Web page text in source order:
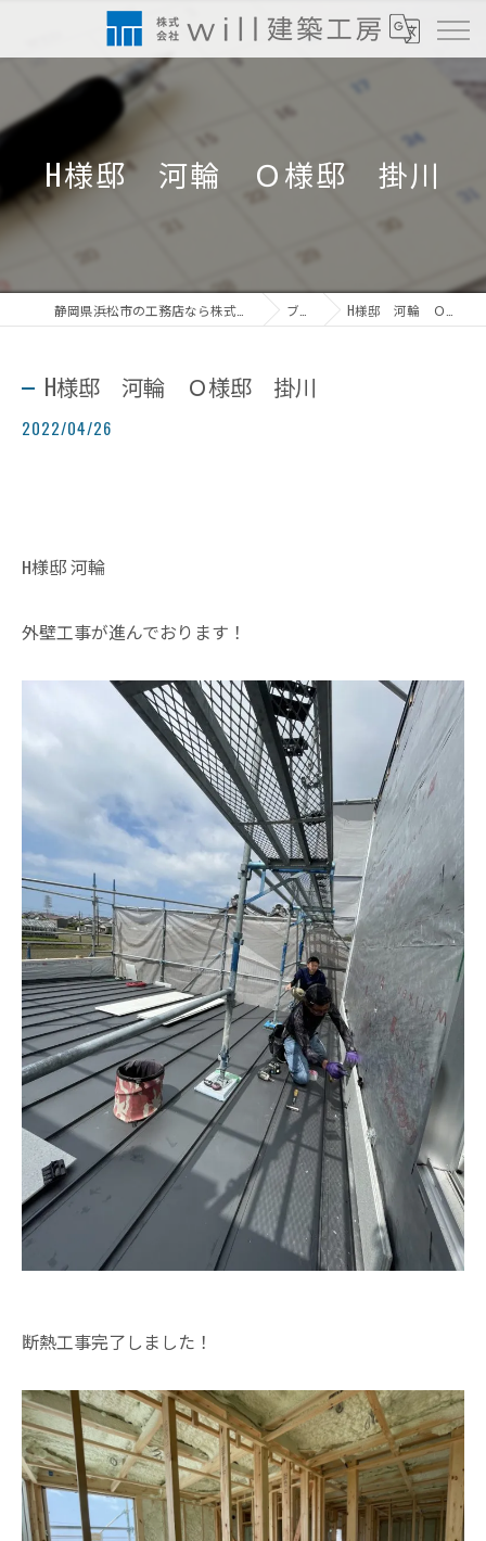
H様邸 河輪 Ｏ様邸 掛川
ブログ H様邸 河輪 Ｏ様邸 掛川
H様邸 河輪 Ｏ様邸 掛川
2022/04/26
H様邸 河輪
外壁工事が進んでおります！
断熱工事完了しました！